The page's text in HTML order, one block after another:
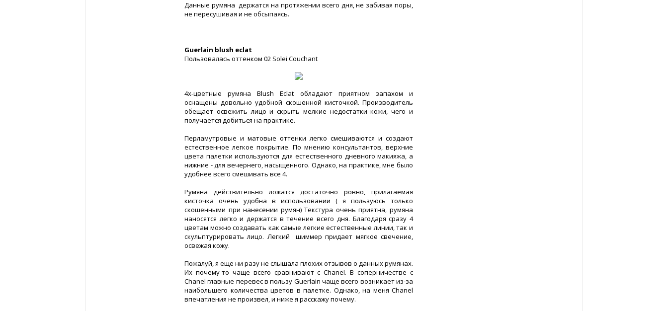
Данные румяна держатся на протяжении всего дня, не забивая поры,
не пересушивая и не обсыпаясь.
Guerlain blush eclat
Пользовалась оттенком 02 Solei Couchant
4х-цветные румяна Blush Eclat обладают приятном запахом и
оснащены довольно удобной скошенной кисточкой. Производитель
обещает освежить лицо и скрыть мелкие недостатки кожи, чего и
получается добиться на практике.
Перламутровые и матовые оттенки легко смешиваются и создают
естественное легкое покрытие. По мнению консультантов, верхние
цвета палетки используются для естественного дневного макияжа, а
нижние - для вечернего, насыщенного. Однако, на практике, мне было
удобнее всего смешивать все 4.
Румяна действительно ложатся достаточно ровно, прилагаемая
кисточка очень удобна в использовании ( я пользуюсь только
скошенными при нанесении румян) Текстура очень приятна, румяна
наносятся легко и держатся в течение всего дня. Благодаря сразу 4
цветам можно создавать как самые легкие естественные линии, так и
скульптурировать лицо. Легкий шиммер придает мягкое свечение,
освежая кожу.
Пожалуй, я еще ни разу не слышала плохих отзывов о данных румянах.
Их почему-то чаще всего сравнивают с Chanel. В соперничестве с
Chanel главные перевес в пользу Guerlain чаще всего возникает из-за
наибольшего количества цветов в палетке. Однако, на меня Chanel
впечатления не произвел, и ниже я расскажу почему.